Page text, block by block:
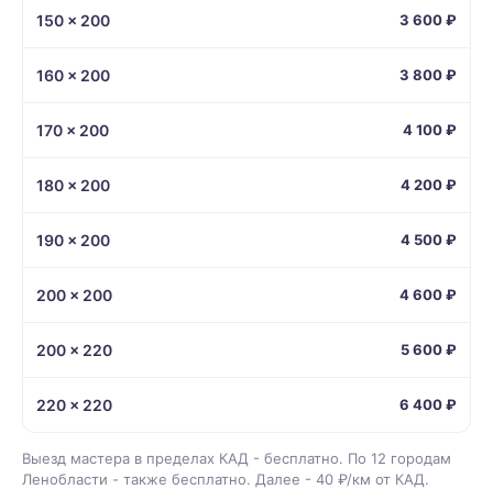
150 × 200 3 600 ₽
160 × 200 3 800 ₽
170 × 200 4 100 ₽
180 × 200 4 200 ₽
190 × 200 4 500 ₽
200 × 200 4 600 ₽
200 × 220 5 600 ₽
220 × 220 6 400 ₽
Выезд мастера в пределах КАД - бесплатно. По 12 городам
Ленобласти - также бесплатно. Далее - 40 ₽/км от КАД.